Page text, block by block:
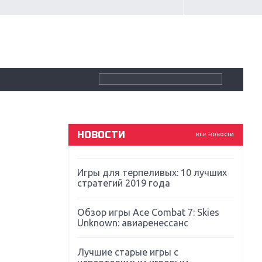
все новости
НОВОСТИ
Souls
Far Cry 5: хвалить нельзя ругать
Игры для терпеливых: 10 лучших
стратегий 2019 года
Обзор игры Ace Combat 7: Skies
Unknown: авиаренессанс
Лучшие старые игры с